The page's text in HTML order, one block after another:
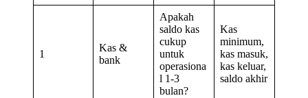
1
Kas &
bank
Apakah
saldo kas
cukup
untuk
operasiona
l 1-3
bulan?
Kas
minimum,
kas masuk,
kas keluar,
saldo akhir